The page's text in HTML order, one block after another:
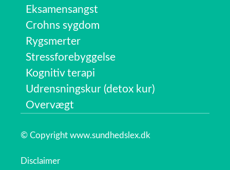
Eksamensangst
Crohns sygdom
Rygsmerter
Stressforebyggelse
Kognitiv terapi
Udrensningskur (detox kur)
Overvægt
© Copyright www.sundhedslex.dk
Disclaimer